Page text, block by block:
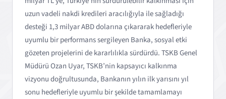
uzun vadeli nakdi kredileri aracılığıyla ile sağladığı
desteği 1,3 milyar ABD dolarına çıkararak hedefleriyle
uyumlu bir performans sergileyen Banka, sosyal etki
gözeten projelerini de kararlılıkla sürdürdü. TSKB Genel
Müdürü Ozan Uyar, TSKB’nin kapsayıcı kalkınma
vizyonu doğrultusunda, Bankanın yılın ilk yarısını yıl
sonu hedefleriyle uyumlu bir şekilde tamamlamayı